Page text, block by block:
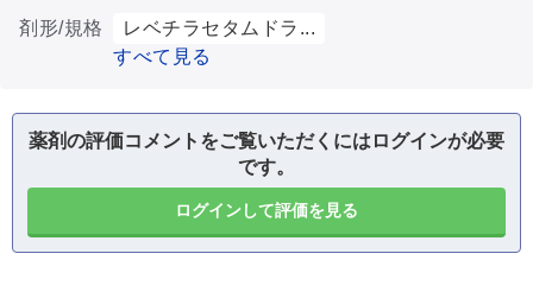
剤形/規格
レベチラセタムドラ...
すべて見る
薬剤の評価コメントをご覧いただくにはログインが必要
です。
ログインして評価を見る